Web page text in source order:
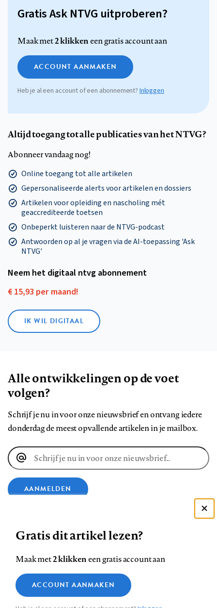
Gratis Ask NTVG uitproberen?
Maak met2 klikkeneen gratis account aan
ACCOUNT AANMAKEN
Heb je al een account of een abonnement?Inloggen
Altijd toegang tot alle publicaties van het NTVG?
Abonneer vandaag nog!
Online toegang tot alle artikelen
Gepersonaliseerde alerts voor artikelen en dossiers
Artikelen voor opleiding en nascholing mét
geaccrediteerde toetsen
Onbeperkt luisteren naar de NTVG-podcast
Antwoorden op al je vragen via de AI-toepassing 'Ask
NTVG'
Neem het digitaal ntvg abonnement
€ 15,93 per maand!
IK WIL DIGITAAL
Alle ontwikkelingen op de voet
volgen?
Schrijf je nu in voor onze nieuwsbrief en ontvang iedere
donderdag de meest opvallende artikelen in je mailbox.
E-
mailadres
AANMELDEN
op
Facebook
op
LinkedIn
op
Bluesky
ons
op
InstagramYouTube
Footer
Contact Colofon Disclaimer Privacy
Medische vragen verdienen
betrouwbare antwoorden
Zie onze cookie policy
Analytische cookies
Gratis dit artikel lezen?
Maak met2 klikkeneen gratis account aan
ACCOUNT AANMAKEN